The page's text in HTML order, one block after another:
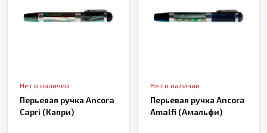
Нет в наличии
Перьевая ручка Ancora
Capri (Капри)
Нет в наличии
Перьевая ручка Ancora
Amalfi (Амальфи)